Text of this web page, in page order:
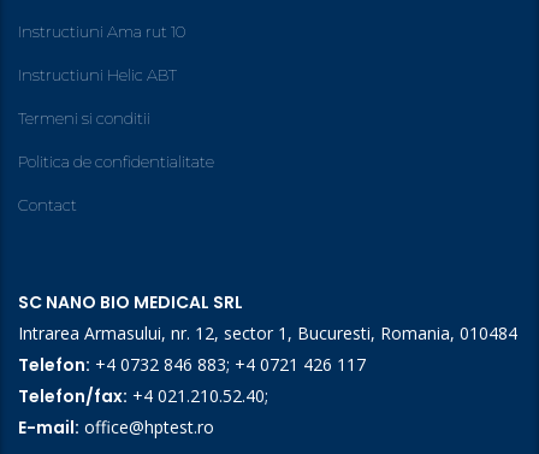
Instructiuni Ama rut 10
Instructiuni Helic ABT
Termeni si conditii
Politica de confidentialitate
Contact
SC NANO BIO MEDICAL SRL
Intrarea Armasului, nr. 12, sector 1, Bucuresti, Romania, 010484
Telefon: +4 0732 846 883; +4 0721 426 117
Telefon/fax: +4 021.210.52.40;
E-mail: office@hptest.ro